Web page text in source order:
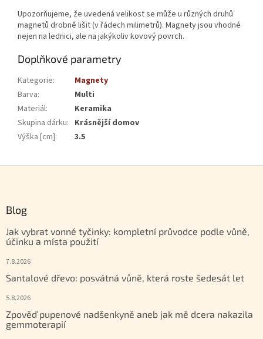
Upozorňujeme, že uvedená velikost se může u různých druhů
magnetů drobně lišit (v řádech milimetrů). Magnety jsou vhodné
nejen na lednici, ale na jakýkoliv kovový povrch.
Doplňkové parametry
Kategorie:
Magnety
Barva:
Multi
Materiál:
Keramika
Skupina dárku: Krásnější domov
Výška [cm]: 3.5
Blog
Jak vybrat vonné tyčinky: kompletní průvodce podle vůně,
účinku a místa použití
7.8.2026
Santalové dřevo: posvátná vůně, která roste šedesát let
5.8.2026
Zpověď pupenové nadšenkyně aneb jak mě dcera nakazila
gemmoterapií